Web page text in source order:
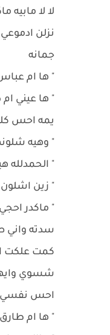
لا لا
نزلن
جمانه
" ها ام
" ها عيني
يمه احس
" وهيه
" الحمدلله
" زين
" ماكدر
سدته واني
كمت علكت
شسوي
احس نفسي تهت
" ها ام